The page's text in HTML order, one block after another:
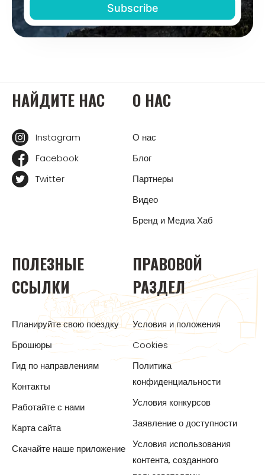
НАЙДИТЕ НАС
Instagram
Facebook
Twitter
О НАС
О нас
Блог
Партнеры
Видео
Бренд и Медиа Хаб
ПОЛЕЗНЫЕ
ССЫЛКИ
Планируйте свою поездку
Брошюры
Гид по направлениям
Контакты
Работайте с нами
Карта сайта
Скачайте наше приложение
ПРАВОВОЙ
РАЗДЕЛ
Условия и положения
Cookies
Политика
конфиденциальности
Условия конкурсов
Заявление о доступности
Условия использования
контента, созданного